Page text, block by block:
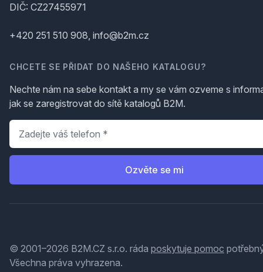
DIČ: CZ27455971
+420 251 510 908, info@b2m.cz
CHCETE SE PŘIDAT DO NAŠEHO KATALOGU?
Nechte nám na sebe kontakt a my se vám ozveme s
jak se zaregistrovat do sítě katalogů B2M.
Telefon
Ozvěte se mi
© 2001–2026 B2M.CZ s.r.o. ráda poskytuje pomoc
Všechna práva vyhrazena.